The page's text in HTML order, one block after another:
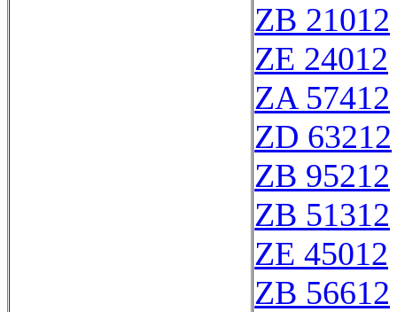
ZB 21012
ZE 24012
ZA 57412
ZD 63212
ZB 95212
ZB 51312
ZE 45012
ZB 56612